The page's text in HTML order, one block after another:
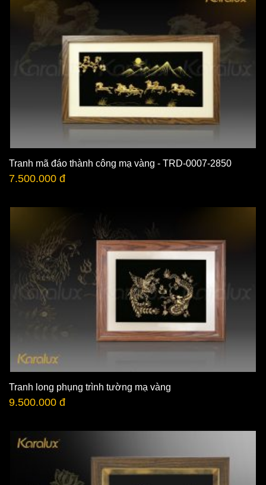
Tranh mã đáo thành công mạ vàng - TRD-0007-2850
7.500.000 đ
Tranh long phụng trình tường mạ vàng
9.500.000 đ